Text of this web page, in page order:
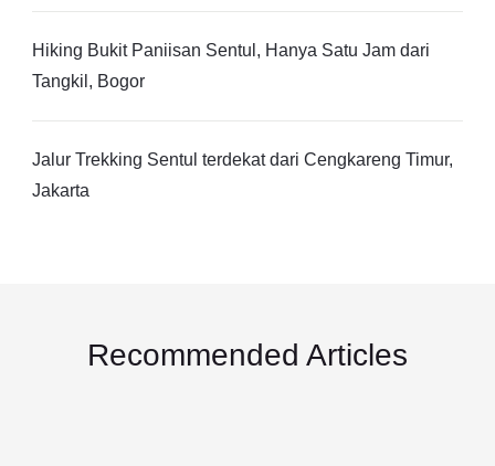
Hiking Bukit Paniisan Sentul, Hanya Satu Jam dari
Tangkil, Bogor
Jalur Trekking Sentul terdekat dari Cengkareng Timur,
Jakarta
Recommended Articles